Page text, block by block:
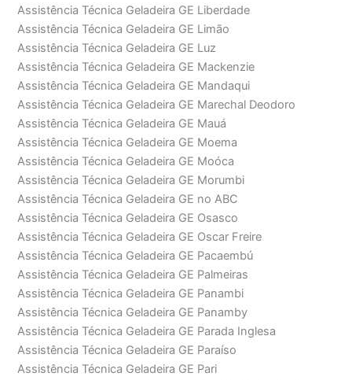
Assistência Técnica Geladeira GE Liberdade
Assistência Técnica Geladeira GE Limão
Assistência Técnica Geladeira GE Luz
Assistência Técnica Geladeira GE Mackenzie
Assistência Técnica Geladeira GE Mandaqui
Assistência Técnica Geladeira GE Marechal Deodoro
Assistência Técnica Geladeira GE Mauá
Assistência Técnica Geladeira GE Moema
Assistência Técnica Geladeira GE Moóca
Assistência Técnica Geladeira GE Morumbi
Assistência Técnica Geladeira GE no ABC
Assistência Técnica Geladeira GE Osasco
Assistência Técnica Geladeira GE Oscar Freire
Assistência Técnica Geladeira GE Pacaembú
Assistência Técnica Geladeira GE Palmeiras
Assistência Técnica Geladeira GE Panambi
Assistência Técnica Geladeira GE Panamby
Assistência Técnica Geladeira GE Parada Inglesa
Assistência Técnica Geladeira GE Paraíso
Assistência Técnica Geladeira GE Pari